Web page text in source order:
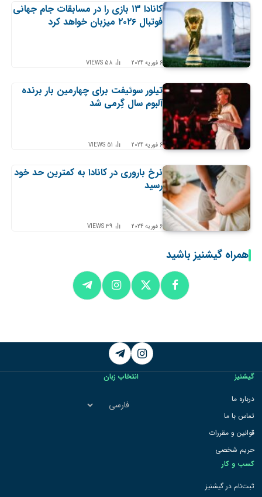
کانادا ۱۳ بازی را در مسابقات جام جهانی
فوتبال ۲۰۲۶ میزبان خواهد کرد
6 فوریه 2024 58
VIEWS
تیلور سوئیفت برای چهارمین بار برنده
آلبوم سال گِرمی شد
6 فوریه 2024 51
VIEWS
نرخ باروری در کانادا به کمترین حد خود
رسید
6 فوریه 2024 39
VIEWS
همراه گیشنیز باشید
Instagram
Telegram
گیشنیز
درباره ما
تماس با ما
قوانین و مقررات
حریم شخصی
کسب و کار
ثبت‌نام در گیشنیز
انتخاب زبان
انتخاب
زبان